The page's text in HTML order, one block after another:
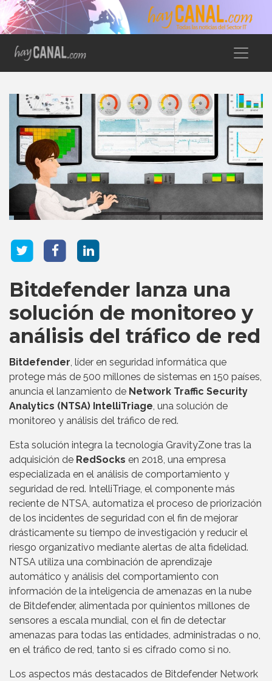
Bitdefender lanza una
solución de monitoreo y
análisis del tráfico de red
Bitdefender, líder en seguridad informática que
protege más de 500 millones de sistemas en 150 países,
anuncia el lanzamiento de Network Traffic Security
Analytics (NTSA) IntelliTriage, una solución de
monitoreo y análisis del tráfico de red.
Esta solución integra la tecnología GravityZone tras la
adquisición de RedSocks en 2018, una empresa
especializada en el análisis de comportamiento y
seguridad de red. IntelliTriage, el componente más
reciente de NTSA, automatiza el proceso de priorización
de los incidentes de seguridad con el fin de mejorar
drásticamente su tiempo de investigación y reducir el
riesgo organizativo mediante alertas de alta fidelidad.
NTSA utiliza una combinación de aprendizaje
automático y análisis del comportamiento con
información de la inteligencia de amenazas en la nube
de Bitdefender, alimentada por quinientos millones de
sensores a escala mundial, con el fin de detectar
amenazas para todas las entidades, administradas o no,
en el tráfico de red, tanto si es cifrado como si no.
Los aspectos más destacados de Bitdefender Network